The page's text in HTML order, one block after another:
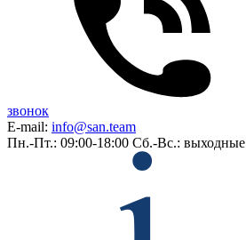
звонок
E-mail: info@san.team
Пн.-Пт.: 09:00-18:00 Сб.-Вс.: выходные